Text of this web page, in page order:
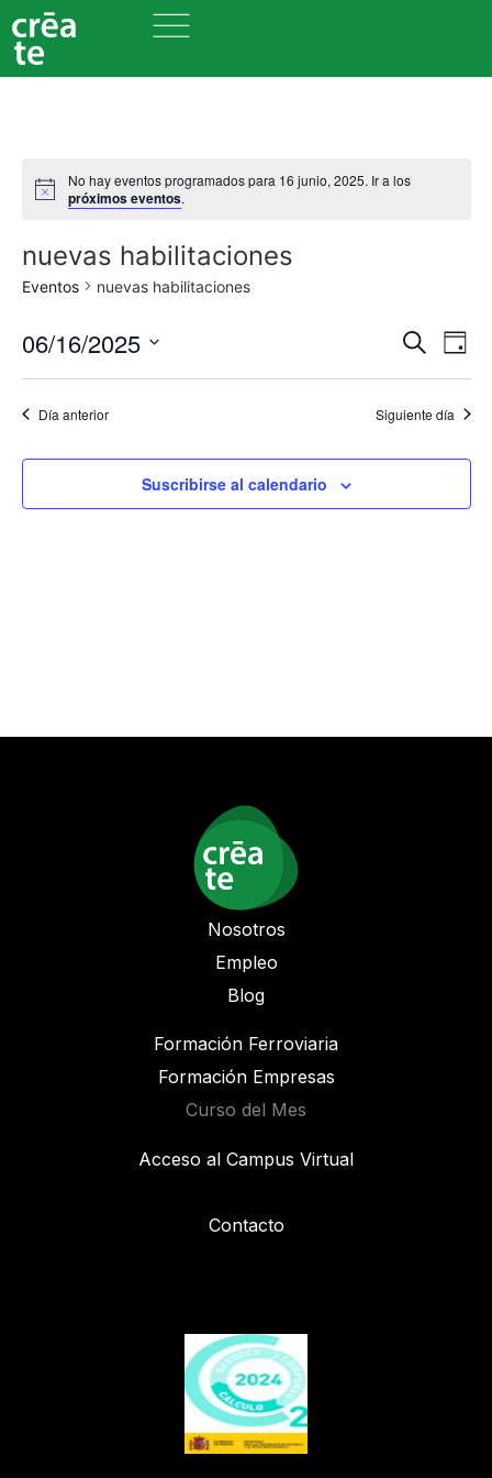
No hay eventos programados para 16 junio, 2025. Ir a los
próximos eventos.
nuevas habilitaciones
Eventos nuevas habilitaciones
de
y
Buscar
de
de
Día
06/16/2025
fecha.
Día anterior Siguiente día
Suscribirse al calendario
Nosotros
Empleo
Blog
Formación Ferroviaria
Formación Empresas
Curso del Mes
Acceso al Campus Virtual
Contacto